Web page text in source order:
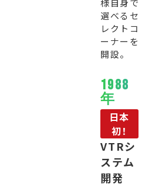
様自身で
選べるセ
レクトコ
ーナーを
開設。
1988
年
日本
初！
VTRシ
ステム
開発